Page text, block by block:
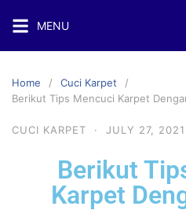
MENU
Home
Cuci Karpet
Berikut Tips Mencuci Karpet
CUCI KARPET · JULY 27, 2021
Berikut
Karpet